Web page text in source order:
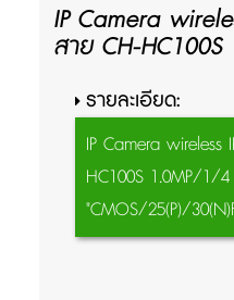
IP Camera
สาย CH-HC100S
รายละเอียด:
IP Camera wireless
HC100S 1.0MP/1/4
"CMOS/25(P)/